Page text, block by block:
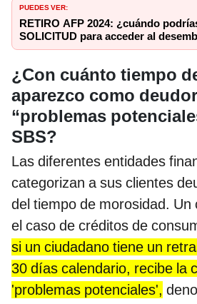
PUEDES VER:
RETIRO AFP 2024: ¿cuándo
SOLICITUD para acceder al
¿Con cuánto tiempo
aparezco como
“problemas
SBS?
Las diferentes entidades
categorizan a sus clientes
del tiempo de morosidad. Un
el caso de créditos de
si un ciudadano tiene un
30 días calendario, recibe la
'problemas potenciales',